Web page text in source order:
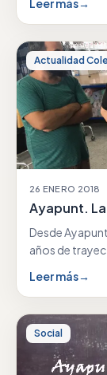
Actualidad
26 ENERO 2018
Ayapunt.
Desde
años de
Leer más→
Social